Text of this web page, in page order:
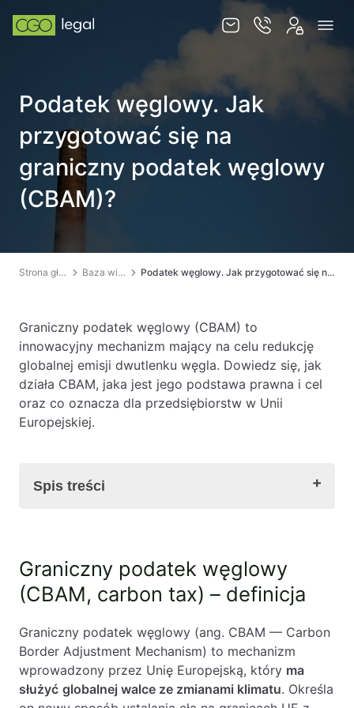
Zespół
Usługi
Obsługa korporacyjna
Prawo pracy
Ochrona majątku i optymalizacja podatkowa
Baza wiedzy
Ochrona majątku i planowanie podatkowe
Doradztwo sukcesyjne
Planowanie podatkowe
Obsługa korporacyjna
Bieżące doradztwo prawne
Bieżące doradztwo prawne dla spółek z
branży IT
Doradztwo podatkowe
Podatek węglowy. Jak
przygotować się na
graniczny podatek węglowy
(CBAM)?
Strona główna Baza wiedzy Podatek węglowy. Jak przygotować się na graniczny podatek węglowy (CBAM)?
Graniczny podatek węglowy (CBAM) to
innowacyjny mechanizm mający na celu redukcję
globalnej emisji dwutlenku węgla. Dowiedz się, jak
działa CBAM, jaka jest jego podstawa prawna i cel
oraz co oznacza dla przedsiębiorstw w Unii
Europejskiej.
Spis treści
– definicja
Graniczny podatek węglowy (CBAM, carbon tax)
– podstawa prawna
Graniczny podatek węglowy (CBAM, carbon tax)
– cel wprowadzenia
Graniczny podatek węglowy (CBAM, carbon tax)
– zakres
Jak i do kiedy wdrożyć graniczny podatek
Graniczny podatek węglowy
(CBAM, carbon tax) – definicja
Graniczny podatek węglowy (ang. CBAM — Carbon
Border Adjustment Mechanism) to mechanizm
wprowadzony przez Unię Europejską, który ma
służyć globalnej walce ze zmianami klimatu. Określa